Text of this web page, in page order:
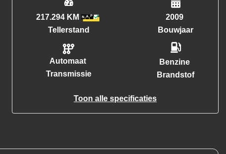
217.294 KM
Tellerstand
Automaat
Transmissie
2009
Bouwjaar
Benzine
Brandstof
Toon alle specificaties